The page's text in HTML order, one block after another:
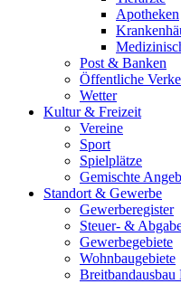
Apotheken
Post & Banken
Öffentliche
Wetter
Kultur & Freizeit
Vereine
Sport
Spielplätze
Gemischte
Standort & Gewerbe
Gewerberegister
Steuer- &
Gewerbegebiete
Wohnbaugebiete